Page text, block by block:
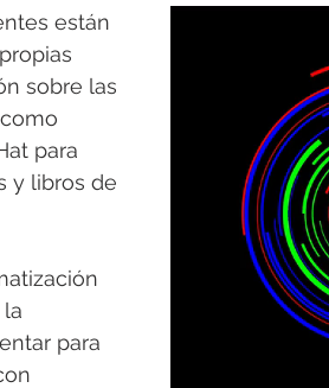
están
sobre las
para
y libros de
para